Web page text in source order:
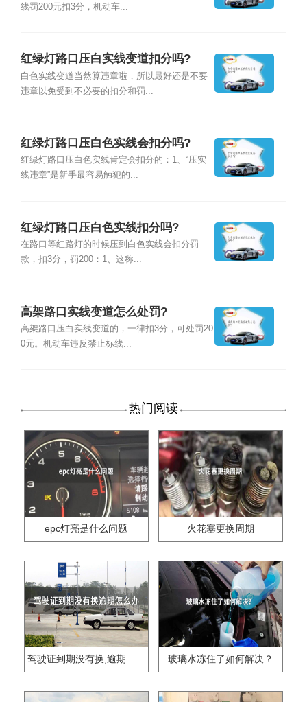
线罚200元扣3分，机动车...
红绿灯路口压白实线变道扣分吗?
白色实线变道当然算违章啦，所以最好还是不要
违章以免受到不必要的扣分和罚...
红绿灯路口压白色实线会扣分吗?
红绿灯路口压白色实线肯定会扣分的：1、“压实
线违章”是新手最容易触犯的...
红绿灯路口压白色实线扣分吗?
在路口等红路灯的时候压到白色实线会扣分罚
款，扣3分，罚200：1、这称...
高架路口实线变道怎么处罚?
高架路口压白实线变道的，一律扣3分，可处罚20
0元。机动车违反禁止标线...
热门阅读
epc灯亮是什么问题 火花塞更换周期
驾驶证到期没有换,逾期怎么办?? 玻璃水冻住了如何解决？